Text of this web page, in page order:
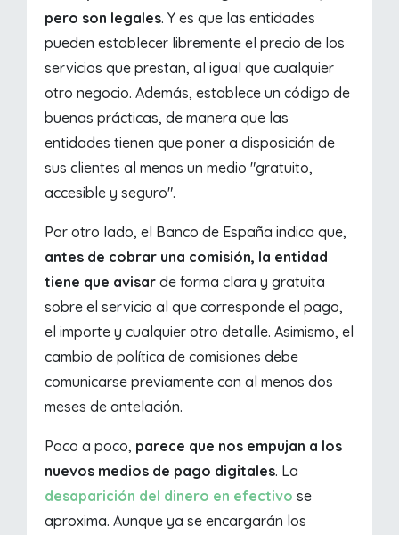
pero son legales. Y es que las entidades
pueden establecer libremente el precio de los
servicios que prestan, al igual que cualquier
otro negocio. Además, establece un código de
buenas prácticas, de manera que las
entidades tienen que poner a disposición de
sus clientes al menos un medio "gratuito,
accesible y seguro".
Por otro lado, el Banco de España indica que,
antes de cobrar una comisión, la entidad
tiene que avisar de forma clara y gratuita
sobre el servicio al que corresponde el pago,
el importe y cualquier otro detalle. Asimismo, el
cambio de política de comisiones debe
comunicarse previamente con al menos dos
meses de antelación.
Poco a poco, parece que nos empujan a los
nuevos medios de pago digitales. La
desaparición del dinero en efectivo se
aproxima. Aunque ya se encargarán los